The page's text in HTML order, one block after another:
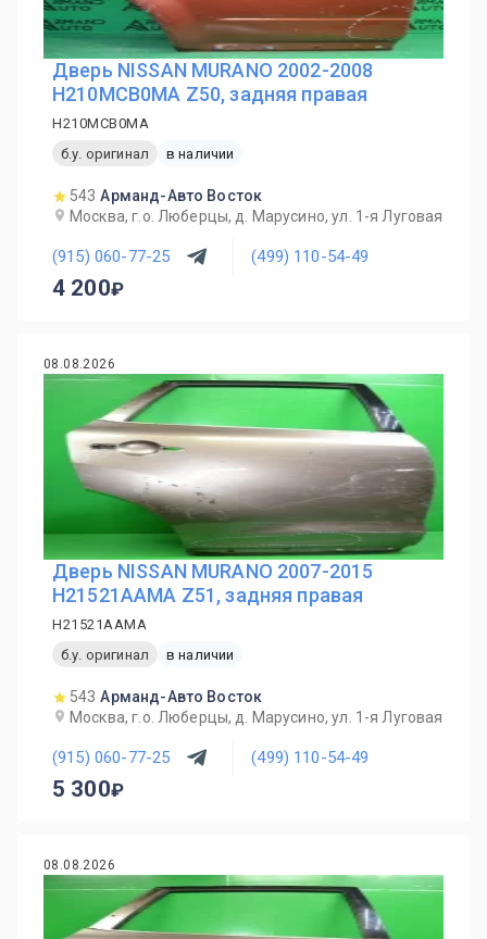
Дверь NISSAN MURANO 2002-2008
H210MCB0MA Z50, задняя правая
H210MCB0MA
б.у. оригинал
в наличии
543 Арманд-Авто Восток
Москва, г.о. Люберцы, д. Марусино, ул. 1-я Луговая
(915) 060-77-25 (499) 110-54-49
4 200
08.08.2026
Дверь NISSAN MURANO 2007-2015
H21521AAMA Z51, задняя правая
H21521AAMA
б.у. оригинал
в наличии
543 Арманд-Авто Восток
Москва, г.о. Люберцы, д. Марусино, ул. 1-я Луговая
(915) 060-77-25 (499) 110-54-49
5 300
08.08.2026